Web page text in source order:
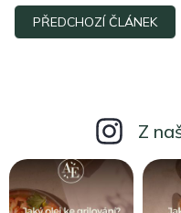
PŘEDCHOZÍ ČLÁNEK
Z